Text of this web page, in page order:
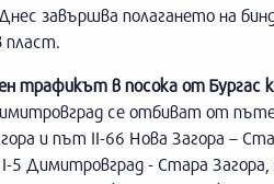
завършва полагането на
пласт.
трафикът в посока от Бургас
се отбиват от
и път II-66 Нова Загора –
Димитровград - Стара Загора,